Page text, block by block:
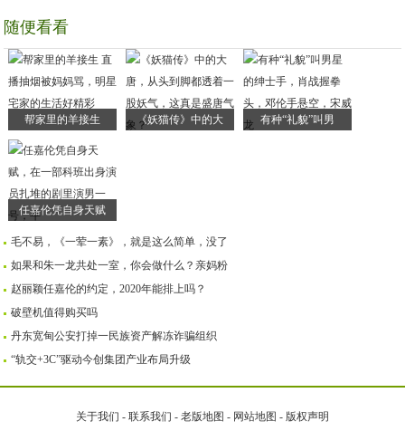
随便看看
帮家里的羊接生 《妖猫传》中的大 有种“礼貌”叫男
任嘉伦凭自身天赋
毛不易，《一荤一素》，就是这么简单，没了
如果和朱一龙共处一室，你会做什么？亲妈粉
赵丽颖任嘉伦的约定，2020年能排上吗？
破壁机值得购买吗
丹东宽甸公安打掉一民族资产解冻诈骗组织
“轨交+3C”驱动今创集团产业布局升级
关于我们 - 联系我们 - 老版地图 - 网站地图 - 版权声明